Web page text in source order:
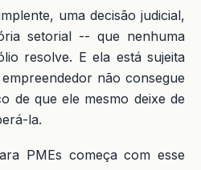
uma decisão judicial,
setorial -- que nenhuma
resolve. E ela está sujeita
não consegue
de que ele mesmo deixe de
la.
PMEs começa com esse